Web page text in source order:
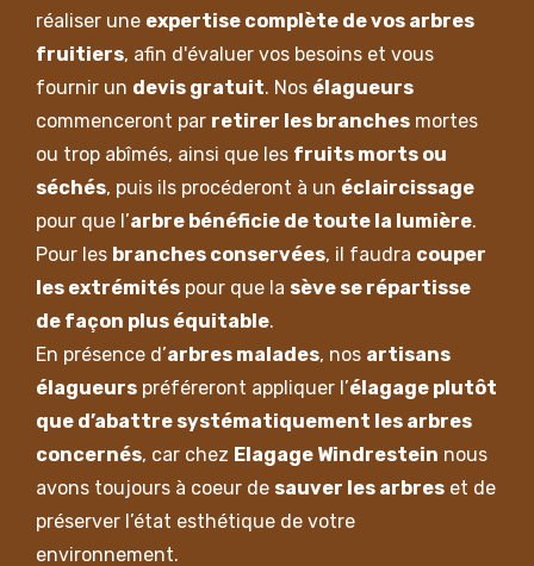
réaliser une expertise complète de vos arbres
fruitiers, afin d'évaluer vos besoins et vous
fournir un devis gratuit. Nos élagueurs
commenceront par retirer les branches mortes
ou trop abîmés, ainsi que les fruits morts ou
séchés, puis ils procéderont à un éclaircissage
pour que l’arbre bénéficie de toute la lumière.
Pour les branches conservées, il faudra couper
les extrémités pour que la sève se répartisse
de façon plus équitable.
En présence d’arbres malades, nos artisans
élagueurs préféreront appliquer l’élagage plutôt
que d’abattre systématiquement les arbres
concernés, car chez Elagage Windrestein nous
avons toujours à coeur de sauver les arbres et de
préserver l’état esthétique de votre
environnement.